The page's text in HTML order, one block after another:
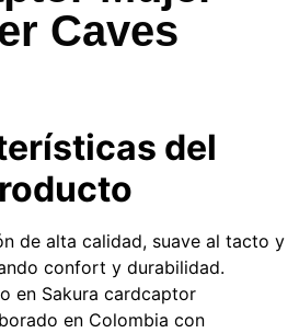
Caves
del
de alta calidad, suave al tacto y
confort y durabilidad.
en Sakura cardcaptor
en Colombia con